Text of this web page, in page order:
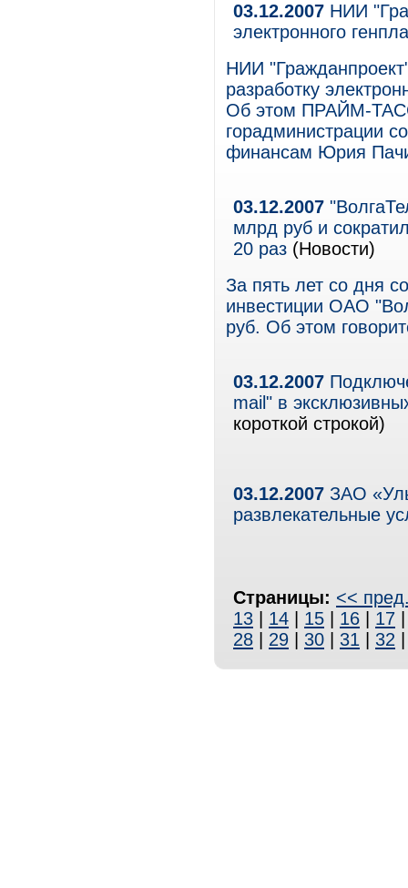
03.12.2007 НИИ
электронного
НИИ
разработку
Об этом ПРАЙМ-
горадминистрации
финансам Юрия
03.12.2007
млрд руб и
20 раз (Новости)
За пять лет со дня
инвестиции ОАО
руб. Об этом
03.12.2007
mail" в
короткой строкой)
03.12.2007 ЗАО
развлекательные
Страницы: <<
13
14 15 16 17
28
29 30 31 32